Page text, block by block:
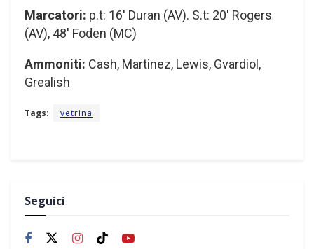
Marcatori: p.t: 16′ Duran (AV). S.t: 20′ Rogers
(AV), 48′ Foden (MC)
Ammoniti: Cash, Martinez, Lewis, Gvardiol,
Grealish
Tags: vetrina
Seguici